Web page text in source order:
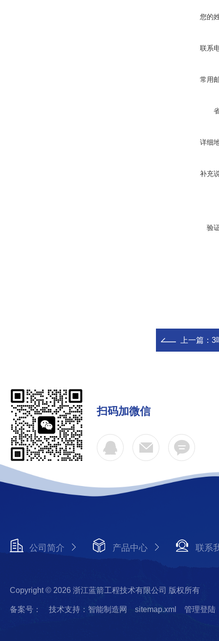
您的
联系
常用
详细
补充
验
上一篇： 3
扫码加微信
公司简介 产品中心 联系
Copyright © 2026 浙江蓝箭工程技术有限公司 版权所有
备案号： 技术支持：智能制造网 sitemap.xml 管理登陆